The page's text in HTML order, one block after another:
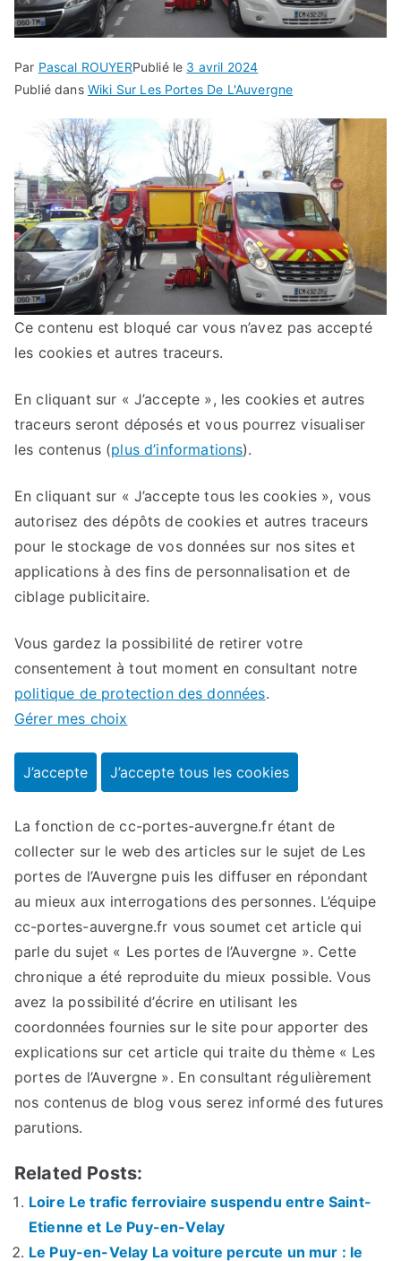
Par Pascal ROUYERPublié le 3 avril 2024
Publié dans Wiki Sur Les Portes De L'Auvergne
Ce contenu est bloqué car vous n’avez pas accepté
les cookies et autres traceurs.
En cliquant sur « J’accepte », les cookies et autres
traceurs seront déposés et vous pourrez visualiser
les contenus (plus d’informations).
En cliquant sur « J’accepte tous les cookies », vous
autorisez des dépôts de cookies et autres traceurs
pour le stockage de vos données sur nos sites et
applications à des fins de personnalisation et de
ciblage publicitaire.
Vous gardez la possibilité de retirer votre
consentement à tout moment en consultant notre
politique de protection des données.
Gérer mes choix
J’accepte J’accepte tous les cookies
La fonction de cc-portes-auvergne.fr étant de
collecter sur le web des articles sur le sujet de Les
portes de l’Auvergne puis les diffuser en répondant
au mieux aux interrogations des personnes. L’équipe
cc-portes-auvergne.fr vous soumet cet article qui
parle du sujet « Les portes de l’Auvergne ». Cette
chronique a été reproduite du mieux possible. Vous
avez la possibilité d’écrire en utilisant les
coordonnées fournies sur le site pour apporter des
explications sur cet article qui traite du thème « Les
portes de l’Auvergne ». En consultant régulièrement
nos contenus de blog vous serez informé des futures
parutions.
Related Posts:
Loire Le trafic ferroviaire suspendu entre Saint-
Etienne et Le Puy-en-Velay
Le Puy-en-Velay La voiture percute un mur : le